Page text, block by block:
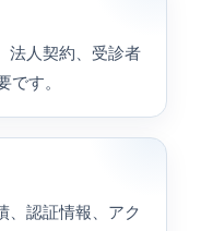
法人契約、受診者
です。
、認証情報、アク